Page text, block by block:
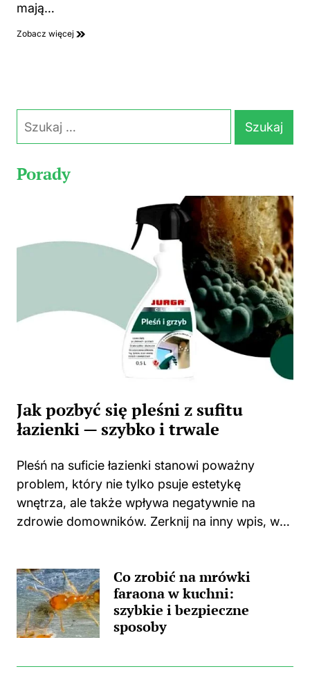
mają…
Zobacz więcej
Szukaj:
Porady
Jak pozbyć się pleśni z sufitu
łazienki — szybko i trwale
Pleśń na suficie łazienki stanowi poważny
problem, który nie tylko psuje estetykę
wnętrza, ale także wpływa negatywnie na
zdrowie domowników. Zerknij na inny wpis, w
nieprzyjemna towarzyszka? Główną
przyczyną...
Co zrobić na mrówki
faraona w kuchni:
szybkie i bezpieczne
sposoby